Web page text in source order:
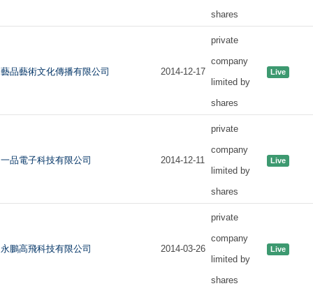
shares
藝品藝術文化傳播有限公司 2014-12-17
private
company
limited by
shares
Live
一品電子科技有限公司 2014-12-11
private
company
limited by
shares
Live
永鵬高飛科技有限公司 2014-03-26
private
company
limited by
shares
Live